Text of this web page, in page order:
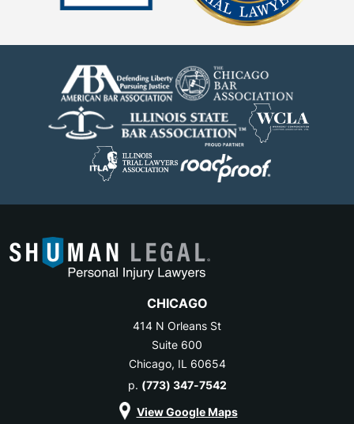
CHICAGO
414 N Orleans St
Suite 600
Chicago, IL 60654
p. (773) 347-7542
View Google Maps